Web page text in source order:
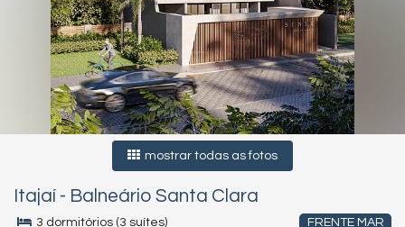
mostrar todas as fotos
Itajaí - Balneário Santa Clara
FRENTE MAR
3 dormitórios (3 suítes)